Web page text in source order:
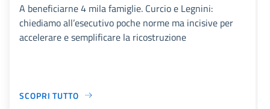
A beneficiarne 4 mila famiglie. Curcio e Legnini:
chiediamo all’esecutivo poche norme ma incisive per
accelerare e semplificare la ricostruzione
SCOPRI TUTTO